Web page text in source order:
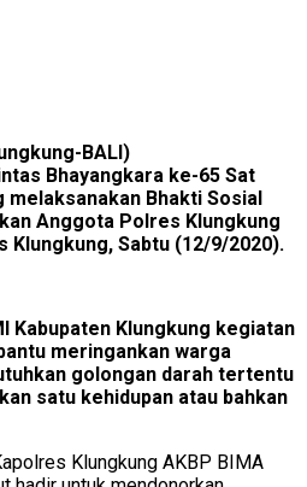
BALI)
Bhayangkara ke-65 Sat
melaksanakan Bhakti Sosial
Anggota Polres Klungkung
Klungkung, Sabtu (12/9/2020).
Kabupaten Klungkung kegiatan
meringankan warga
golongan darah tertentu
satu kehidupan atau bahkan
Klungkung AKBP BIMA